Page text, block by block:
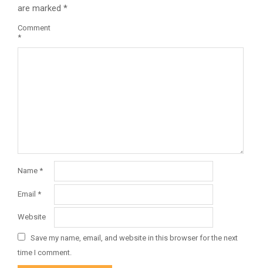
are marked *
Comment
*
Name *
Email *
Website
Save my name, email, and website in this browser for the next
time I comment.